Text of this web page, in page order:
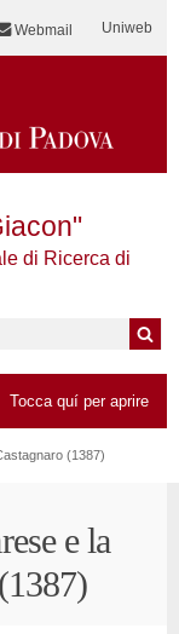
Webmail Uniweb
di Ricerca di
Tocca quí per aprire
(1387)
e la